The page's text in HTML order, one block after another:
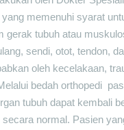
memenuhi syarat
gerak tubuh atau
sendi, otot, tendon,
oleh kecelakaan,
bedah orthopedi
tubuh dapat kembali
normal. Pasien